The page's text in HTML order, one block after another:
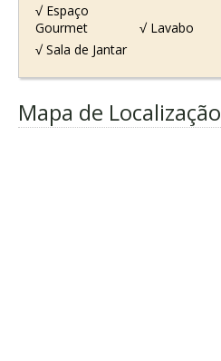
√ Espaço
Gourmet
√ Lavabo
√ Sala de Jantar
Mapa de Localização